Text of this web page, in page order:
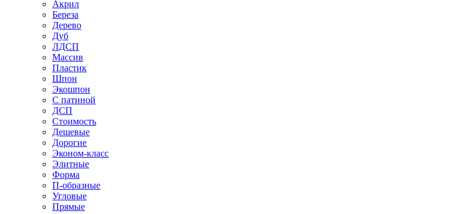
Акрил
Береза
Дерево
Дуб
ЛДСП
Массив
Пластик
Шпон
Экошпон
С патиной
ДСП
Стоимость
Дешевые
Дорогие
Эконом-класс
Элитные
Форма
П-образные
Угловые
Прямые